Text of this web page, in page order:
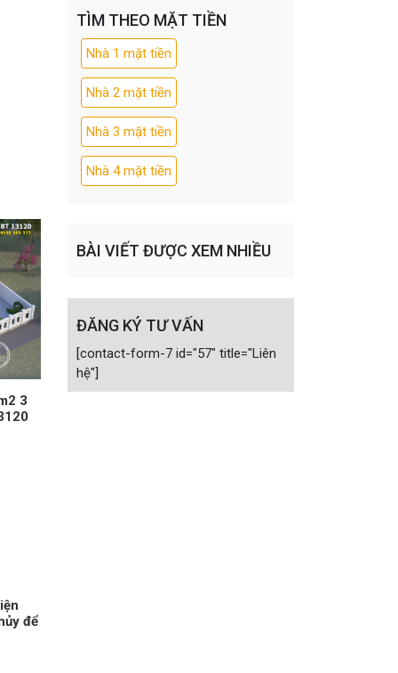
3
để
TÌM THEO MẶT TIỀN
Nhà 1 mặt tiền
Nhà 2 mặt tiền
Nhà 3 mặt tiền
Nhà 4 mặt tiền
BÀI VIẾT ĐƯỢC XEM NHIỀU
ĐĂNG KÝ TƯ VẤN
[contact-form-7 id="57" title="Liên
hệ"]